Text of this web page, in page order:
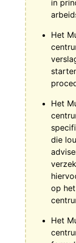
in
Het
Het
die
op
Het